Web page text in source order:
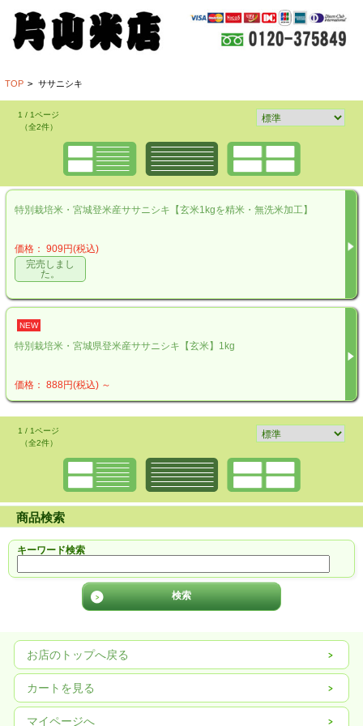
TOP > ササニシキ
1 / 1ページ
（全2件）
特別栽培米・宮城登米産ササニシキ【玄米1kgを精米・無洗米加工】
価格： 909円(税込)
完売しまし
た。
NEW
特別栽培米・宮城県登米産ササニシキ【玄米】1kg
価格： 888円(税込) ～
1 / 1ページ
（全2件）
商品検索
キーワード検索
お店のトップへ戻る
カートを見る
マイページへ